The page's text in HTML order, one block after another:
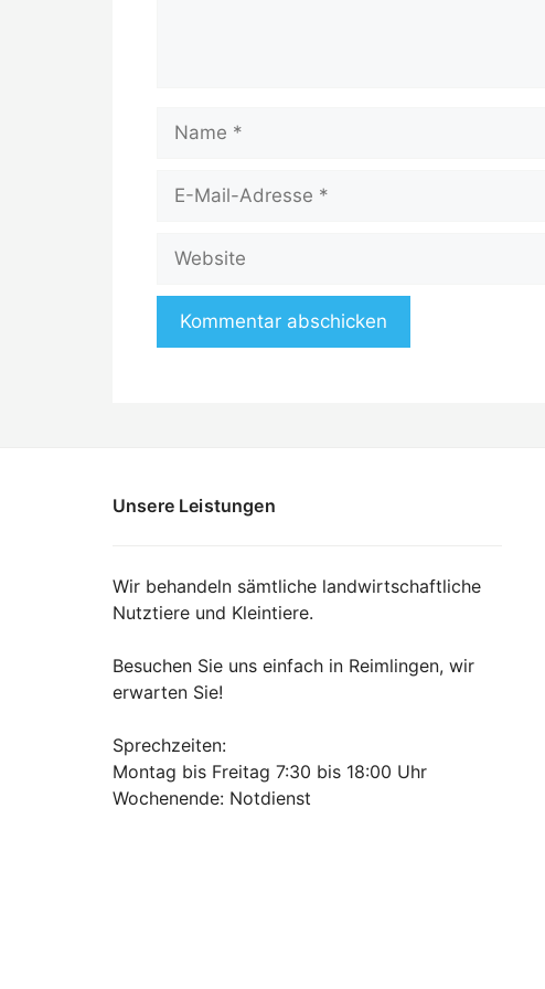
Name
Website
Unsere Leistungen
Wir behandeln sämtliche landwirtschaftliche
Nutztiere und Kleintiere.
Besuchen Sie uns einfach in Reimlingen, wir
erwarten Sie!
Sprechzeiten:
Montag bis Freitag 7:30 bis 18:00 Uhr
Wochenende: Notdienst